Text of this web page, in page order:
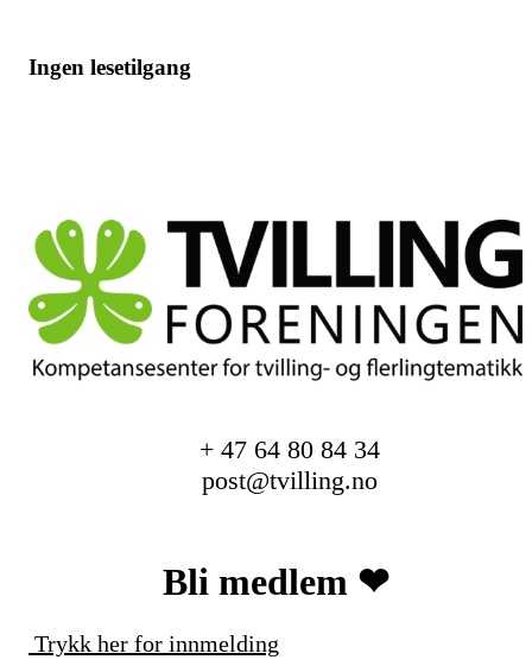
Ingen lesetilgang
+ 47 64 80 84 34
post@tvilling.no
Bli medlem ❤︎
Trykk her for innmelding